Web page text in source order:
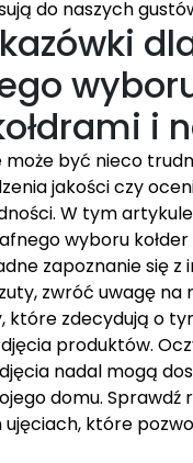
do naszych
i
być nieco
jakości czy
W tym
wyboru
zapoznanie się
zwróć uwagę
które zdecydują o
produktów.
nadal mogą
domu.
które